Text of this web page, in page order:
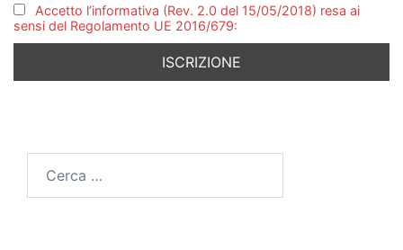
Accetto l’informativa (Rev. 2.0 del 15/05/2018) resa ai
sensi del Regolamento UE 2016/679: